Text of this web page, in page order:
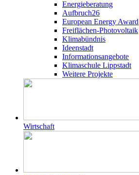
Energieberatung
Aufbruch26
European Energy Award
Freiflächen-Photovoltaik
Klimabündnis
Ideenstadt
Informationsangebote
Klimaschule Lippstadt
Weitere Projekte
Wirtschaft